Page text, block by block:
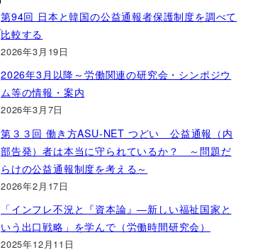
第94回 日本と韓国の公益通報者保護制度を調べて
比較する
2026年3月19日
2026年3月以降～労働関連の研究会・シンポジウ
ム等の情報・案内
2026年3月7日
第３３回 働き方ASU-NET つどい 公益通報（内
部告発）者は本当に守られているか？ ～問題だ
らけの公益通報制度を考える～
2026年2月17日
「インフレ不況と『資本論』―新しい福祉国家と
いう出口戦略」を学んで（労働時間研究会）
2025年12月11日